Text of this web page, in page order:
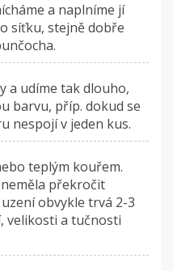
a naplníme jí
síťku, stejně dobře
a udíme tak dlouho,
barvu, příp. dokud se
nespojí v jeden kus.
teplým kouřem.
překročit
uzení obvykle trvá 2-3
velikosti a tučnosti